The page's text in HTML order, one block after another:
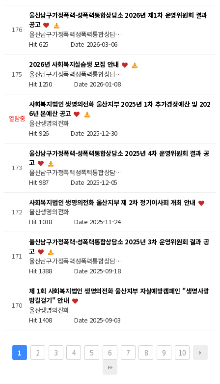
176
울산남구가정폭력·성폭력통합상담소 2026년 제1차 운영위원회 결과
공고
울산남구가정폭력성폭력통합상담…
Hit 625Date 2026-03-06
175
2026년 사회복지실습생 모집 안내
울산남구가정폭력성폭력통합상담…
Hit 1250 Date 2026-01-08
열람중
사회복지법인 생명의전화 울산지부 2025년 1차 추가경정예산 및 202
6년 본예산 공고
울산생명의전화
Hit 926Date 2025-12-30
173
울산남구가정폭력·성폭력통합상담소 2025년 4차 운영위원회 결과 공
고
울산남구가정폭력성폭력통합상담…
Hit 987Date 2025-12-05
172
사회복지법인 생명의전화 울산지부 제 2차 정기이사회 개최 안내
울산생명의전화
Hit 1038 Date 2025-11-24
171
울산남구가정폭력·성폭력통합상담소 2025년 3차 운영위원회 결과 공
고
울산남구가정폭력성폭력통합상담…
Hit 1388 Date 2025-09-18
170
제 1회 사회복지법인 생명의전화 울산지부 자살예방캠페인 "생명사랑
밤길걷기" 안내
울산생명의전화
Hit 1408 Date 2025-09-03
1 2 3 4 5 6 7 8 9 10